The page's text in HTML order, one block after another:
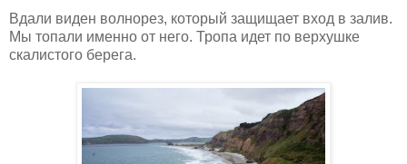
Вдали виден волнорез, который защищает вход в залив.
Мы топали именно от него. Тропа идет по верхушке
скалистого берега.